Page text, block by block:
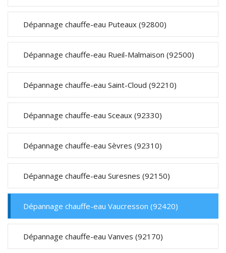
Dépannage chauffe-eau Puteaux (92800)
Dépannage chauffe-eau Rueil-Malmaison (92500)
Dépannage chauffe-eau Saint-Cloud (92210)
Dépannage chauffe-eau Sceaux (92330)
Dépannage chauffe-eau Sèvres (92310)
Dépannage chauffe-eau Suresnes (92150)
Dépannage chauffe-eau Vaucresson (92420)
Dépannage chauffe-eau Vanves (92170)